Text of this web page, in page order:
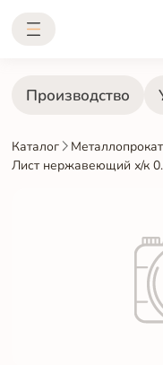
Производство
Каталог Металлопрокат
Лист нержавеющий х/к